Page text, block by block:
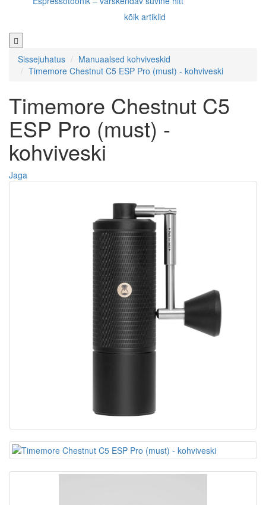
kõik artiklid
Sissejuhatus
Manuaalsed kohviveskid
Timemore Chestnut C5 ESP Pro (must) - kohviveski
Timemore Chestnut C5
ESP Pro (must) -
kohviveski
Jaga